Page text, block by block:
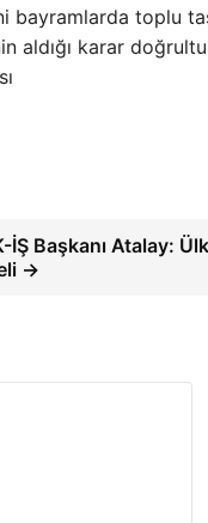
toplu
aldığı karar
İŞ Başkanı Atalay:
→